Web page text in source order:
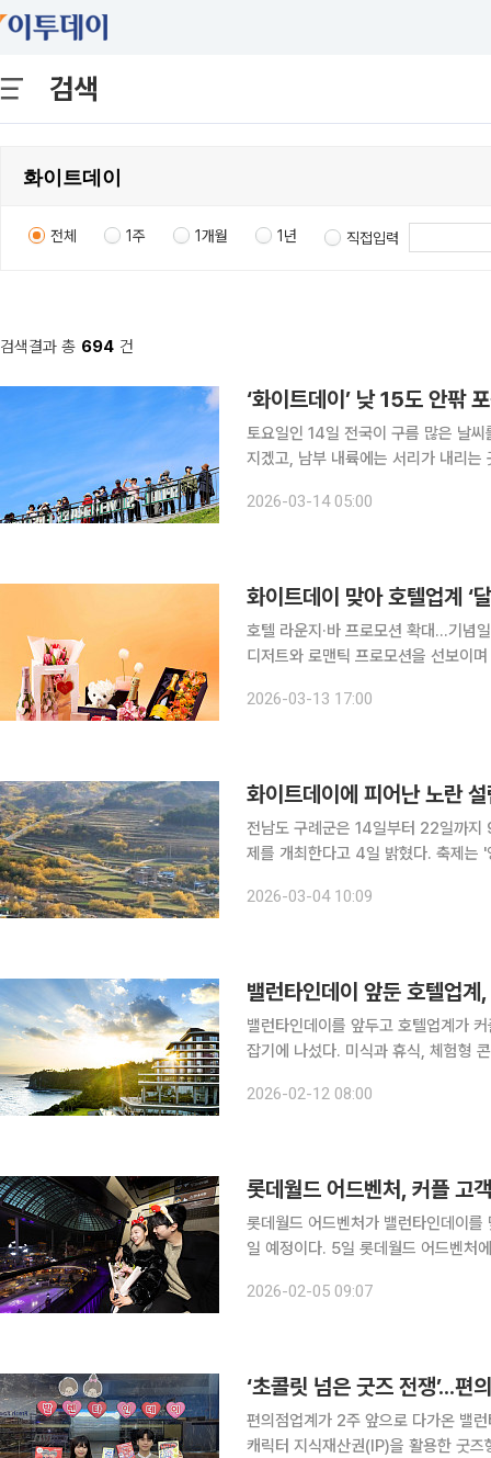
검색
전체 1주 1개월 1년 직접입력
검색결과 총 694 건
‘화이트데이’ 낮 15도 안팎
토요일인 14일 전국이 구름 많은 날
지겠고, 남부 내륙에는 서리가 내리는
2026-03-14 05:00
화이트데이 맞아 호텔업계 ‘
호텔 라운지·바 프로모션 확대…기념일 고객 잡기 호텔 업계가 화이트데이
디저트와 로맨틱 프로모션을 선보이
략하는 모습이다. 13일 호
2026-03-13 17:00
화이트데이에 피어난 노란
전남도 구례군은 14일부터 22일까지
제를 개최한다고 4일 밝혔다. 축제는 '영원한 사랑, 구례에 피어나는 노란 설렘'을 주제로, 화이트데
적어 걸 수 있도록 '빛과 사랑의 터널(
2026-03-04 10:09
밸런타인데이를 앞두고 호텔업계가
잡기에 나섰다. 미식과 휴식, 체험형 콘텐
럽 라운지 혜택을 누릴 수 있는 '클럽
2026-02-12 08:00
롯데월드 어드벤처, 커플 고
롯데월드 어드벤처가 밸런타인데이
일 예정이다. 5일 롯데월드 어드벤처에 따르면 밸런타인데이 경품행사 'FOREVER MOMENTS
다. 커플에게 평생 기억에 남을 특별
2026-02-05 09:07
‘초콜릿 넘은 굿즈 전쟁’...편
편의점업계가 2주 앞으로 다가온 밸
캐릭터 지식재산권(IP)을 활용한 굿즈